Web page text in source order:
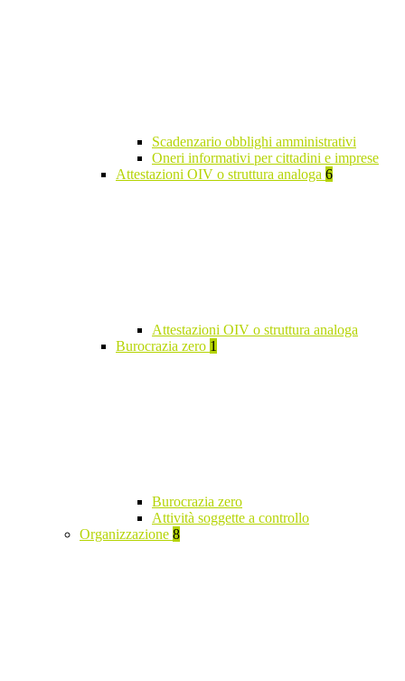
Scadenzario obblighi amministrativi
Oneri informativi per cittadini e imprese
Attestazioni OIV o struttura analoga 6
Attestazioni OIV o struttura analoga
Burocrazia zero 1
Burocrazia zero
Attività soggette a controllo
Organizzazione 8